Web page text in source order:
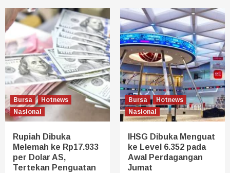
Bursa
Hotnews
Nasional
Rupiah Dibuka
Melemah ke Rp17.933
per Dolar AS,
Tertekan Penguatan
Bursa
Hotnews
Nasional
IHSG Dibuka Menguat
ke Level 6.352 pada
Awal Perdagangan
Jumat